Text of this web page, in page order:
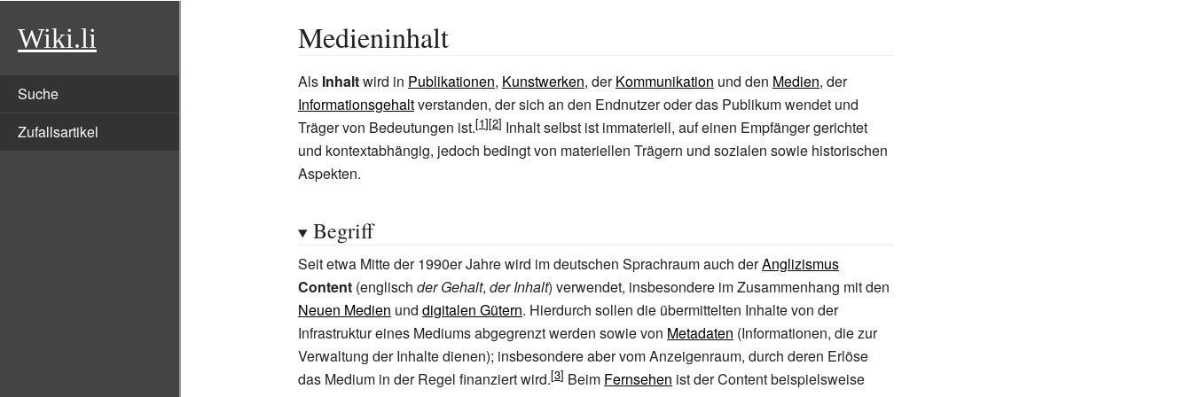
Wiki.li
Suche
Zufallsartikel
Medieninhalt
Als Inhaltwird in Publikationen, Kunstwerken, derKommunikation und den Medien, der
Informationsgehaltverstanden, der sich an den Endnutzer oder das Publikum wendet und
Träger von Bedeutungen ist.
Inhalt selbst ist immateriell, auf einen Empfänger gerichtet
und kontextabhängig, jedoch bedingt von materiellen Trägern und sozialen sowie historischen
Aspekten.
Begriff
Seit etwa Mitte der 1990er Jahre wird im deutschen Sprachraum auch derAnglizismus
Content (englisch der Gehalt, der Inhalt) verwendet, insbesondere im Zusammenhang mit den
Neuen Medien und digitalen Gütern. Hierdurch sollen die übermittelten Inhalte von der
Infrastruktur eines Mediums abgegrenzt werden sowie von Metadaten (Informationen, die zur
Verwaltung der Inhalte dienen); insbesondere aber vomAnzeigenraum, durch deren Erlöse
das Medium in der Regel finanziert wird.
Beim Fernsehen ist der Content beispielsweise